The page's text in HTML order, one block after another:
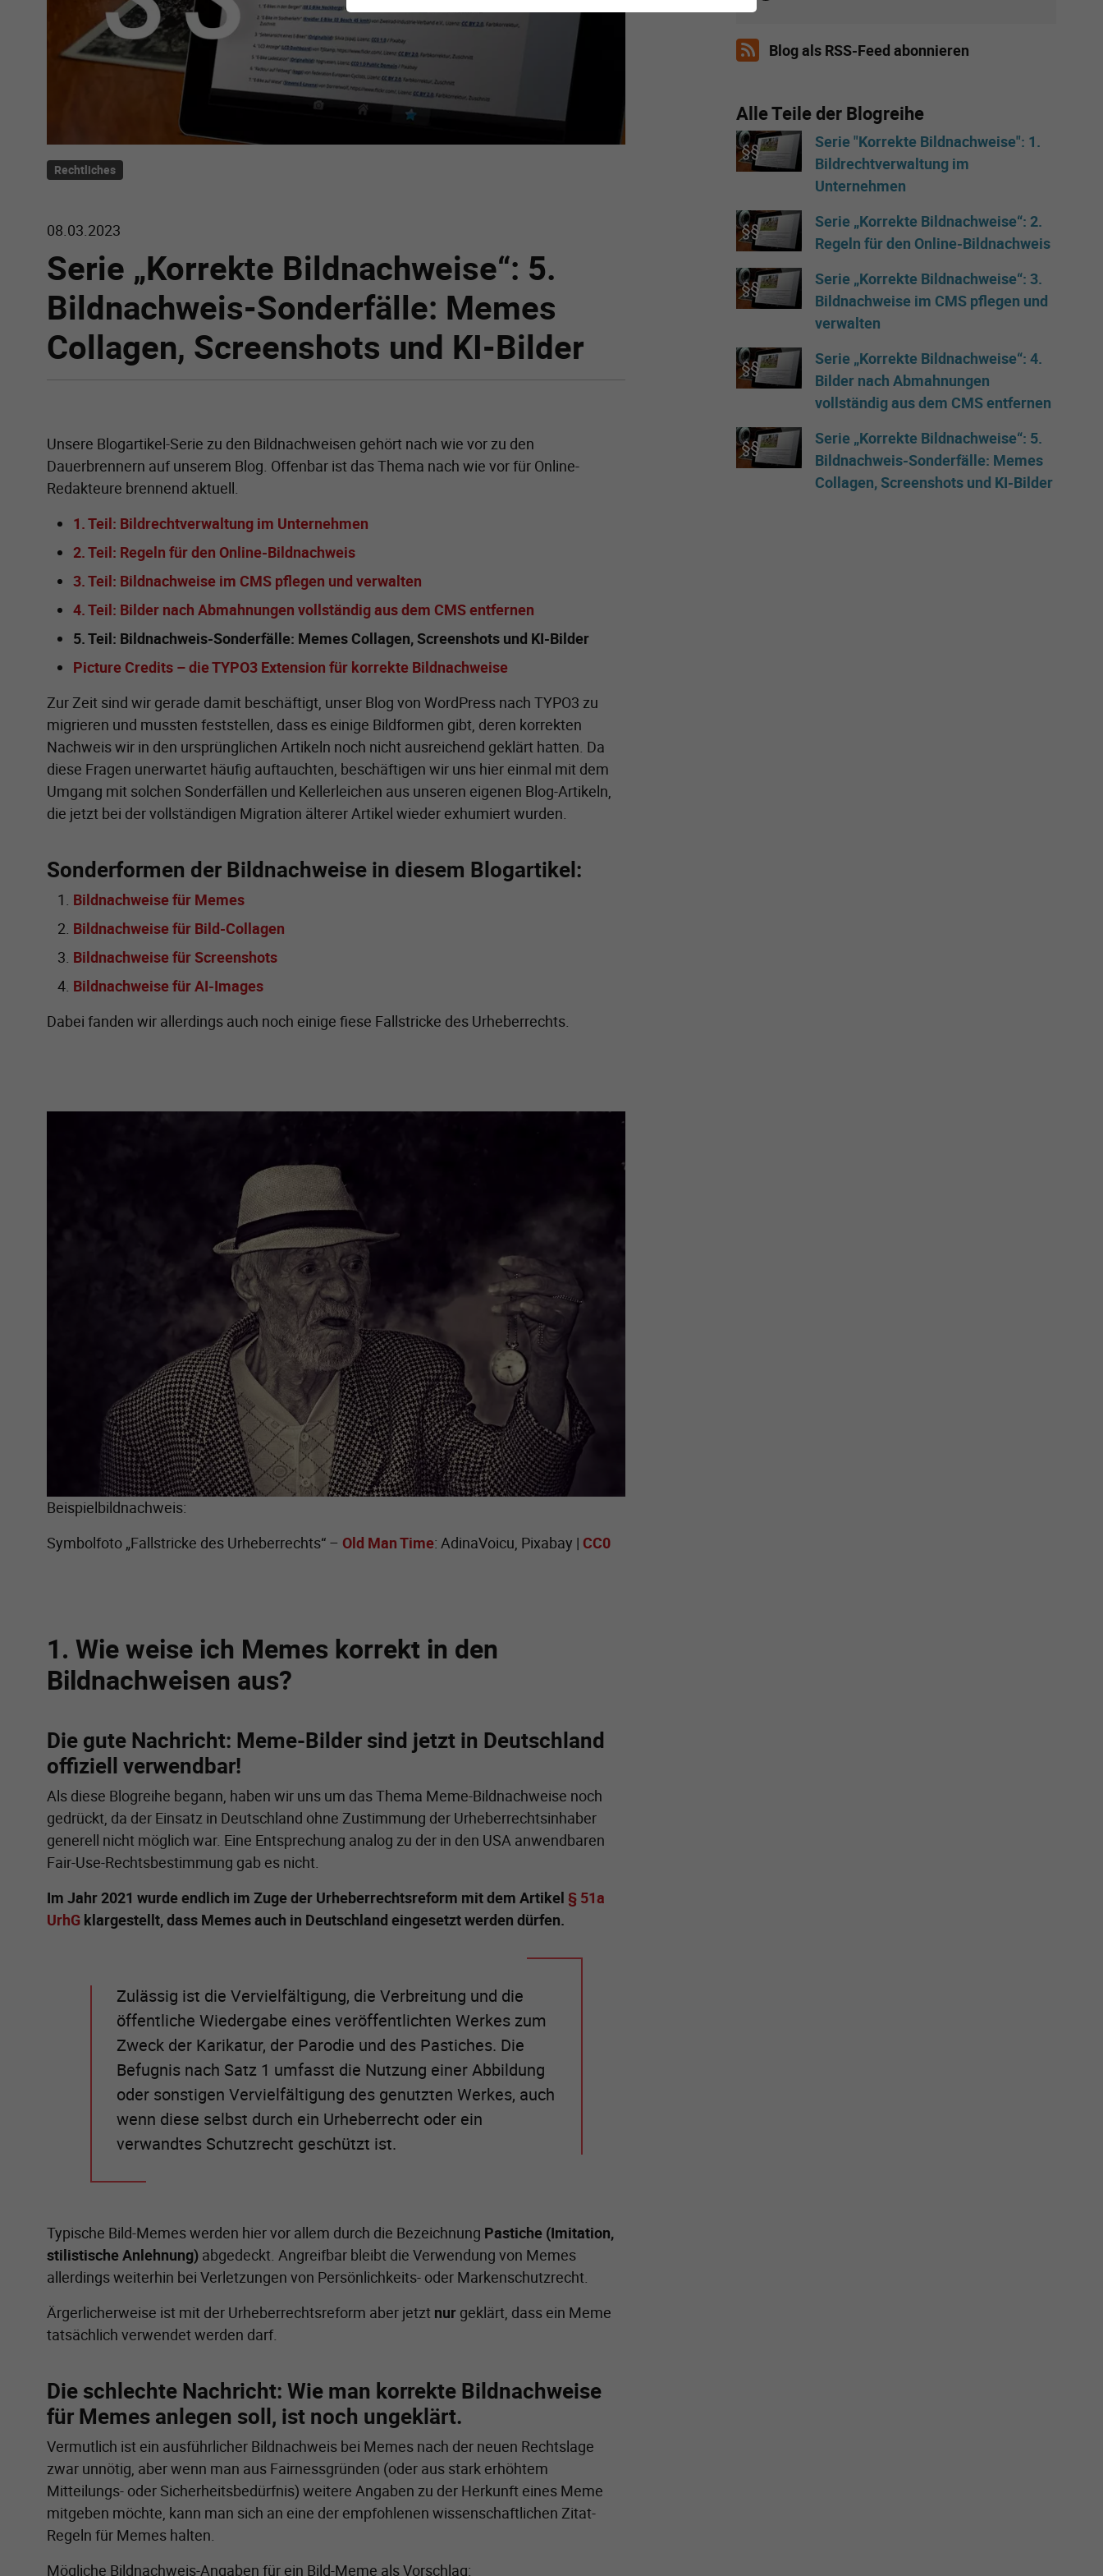
Rechtliches
08.03.2023
Serie „Korrekte Bildnachweise“: 5.
Bildnachweis-Sonderfälle: Memes
Collagen, Screenshots und KI-Bilder
Unsere Blogartikel-Serie zu den Bildnachweisen gehört nach wie vor zu den
Dauerbrennern auf unserem Blog. Offenbar ist das Thema nach wie vor für Online-
Redakteure brennend aktuell.
1. Teil: Bildrechtverwaltung im Unternehmen
2. Teil: Regeln für den Online-Bildnachweis
3. Teil: Bildnachweise im CMS pflegen und verwalten
4. Teil: Bilder nach Abmahnungen vollständig aus dem CMS entfernen
5. Teil: Bildnachweis-Sonderfälle: Memes Collagen, Screenshots und KI-Bilder
Picture Credits – die TYPO3 Extension für korrekte Bildnachweise
Zur Zeit sind wir gerade damit beschäftigt, unser Blog von WordPress nach TYPO3 zu
migrieren und mussten feststellen, dass es einige Bildformen gibt, deren korrekten
Nachweis wir in den ursprünglichen Artikeln noch nicht ausreichend geklärt hatten. Da
diese Fragen unerwartet häufig auftauchten, beschäftigen wir uns hier einmal mit dem
Umgang mit solchen Sonderfällen und Kellerleichen aus unseren eigenen Blog-Artikeln,
die jetzt bei der vollständigen Migration älterer Artikel wieder exhumiert wurden.
Sonderformen der Bildnachweise in diesem Blogartikel:
Bildnachweise für Memes
Bildnachweise für Bild-Collagen
Bildnachweise für Screenshots
Bildnachweise für AI-Images
Dabei fanden wir allerdings auch noch einige fiese Fallstricke des Urheberrechts.
Beispielbildnachweis:
Symbolfoto „Fallstricke des Urheberrechts“ – Old Man Time: AdinaVoicu, Pixabay | CC0
1. Wie weise ich Memes korrekt in den
Bildnachweisen aus?
Die gute Nachricht: Meme-Bilder sind jetzt in Deutschland
offiziell verwendbar!
Als diese Blogreihe begann, haben wir uns um das Thema Meme-Bildnachweise noch
gedrückt, da der Einsatz in Deutschland ohne Zustimmung der Urheberrechtsinhaber
generell nicht möglich war. Eine Entsprechung analog zu der in den USA anwendbaren
Fair-Use-Rechtsbestimmung gab es nicht.
Im Jahr 2021 wurde endlich im Zuge der Urheberrechtsreform mit dem Artikel § 51a
UrhG klargestellt, dass Memes auch in Deutschland eingesetzt werden dürfen.
Zulässig ist die Vervielfältigung, die Verbreitung und die
öffentliche Wiedergabe eines veröffentlichten Werkes zum
Zweck der Karikatur, der Parodie und des Pastiches. Die
Befugnis nach Satz 1 umfasst die Nutzung einer Abbildung
oder sonstigen Vervielfältigung des genutzten Werkes, auch
wenn diese selbst durch ein Urheberrecht oder ein
verwandtes Schutzrecht geschützt ist.
Typische Bild-Memes werden hier vor allem durch die Bezeichnung Pastiche (Imitation,
stilistische Anlehnung) abgedeckt. Angreifbar bleibt die Verwendung von Memes
allerdings weiterhin bei Verletzungen von Persönlichkeits- oder Markenschutzrecht.
Ärgerlicherweise ist mit der Urheberrechtsreform aber jetzt nur geklärt, dass ein Meme
tatsächlich verwendet werden darf.
Die schlechte Nachricht: Wie man korrekte Bildnachweise
für Memes anlegen soll, ist noch ungeklärt.
Vermutlich ist ein ausführlicher Bildnachweis bei Memes nach der neuen Rechtslage
zwar unnötig, aber wenn man aus Fairnessgründen (oder aus stark erhöhtem
Mitteilungs- oder Sicherheitsbedürfnis) weitere Angaben zu der Herkunft eines Meme
mitgeben möchte, kann man sich an eine der empfohlenen wissenschaftlichen Zitat-
Regeln für Memes halten.
Mögliche Bildnachweis-Angaben für ein Bild-Meme als Vorschlag:
Blog als RSS-Feed abonnieren
Alle Teile der Blogreihe
Serie "Korrekte Bildnachweise": 1.
Bildrechtverwaltung im
Unternehmen
Serie „Korrekte Bildnachweise“: 2.
Regeln für den Online-Bildnachweis
Serie „Korrekte Bildnachweise“: 3.
Bildnachweise im CMS pflegen und
verwalten
Serie „Korrekte Bildnachweise“: 4.
Bilder nach Abmahnungen
vollständig aus dem CMS entfernen
Serie „Korrekte Bildnachweise“: 5.
Bildnachweis-Sonderfälle: Memes
Collagen, Screenshots und KI-Bilder